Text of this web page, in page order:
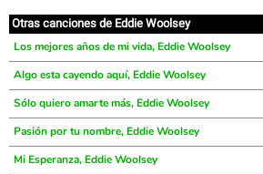
Otras canciones de Eddie Woolsey
Los mejores años de mi vida, Eddie Woolsey
Algo esta cayendo aquí, Eddie Woolsey
Sólo quiero amarte más, Eddie Woolsey
Pasión por tu nombre, Eddie Woolsey
Mi Esperanza, Eddie Woolsey